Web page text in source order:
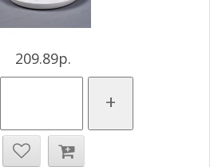
209.89р.
+